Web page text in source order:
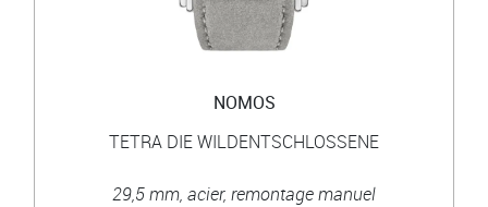
NOMOS
TETRA DIE WILDENTSCHLOSSENE
29,5 mm, acier, remontage manuel